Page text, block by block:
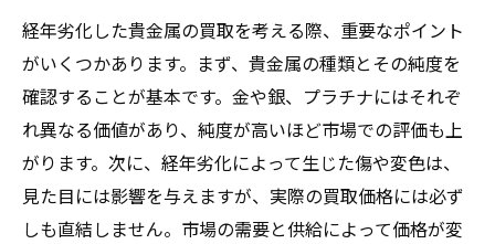
経年劣化した貴金属の買取を考える際、重要なポイント
がいくつかあります。まず、貴金属の種類とその純度を
確認することが基本です。金や銀、プラチナにはそれぞ
れ異なる価値があり、純度が高いほど市場での評価も上
がります。次に、経年劣化によって生じた傷や変色は、
見た目には影響を与えますが、実際の買取価格には必ず
しも直結しません。市場の需要と供給によって価格が変